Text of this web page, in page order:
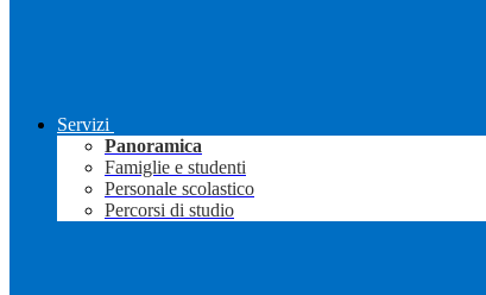
Servizi
Panoramica
Famiglie e studenti
Personale scolastico
Percorsi di studio